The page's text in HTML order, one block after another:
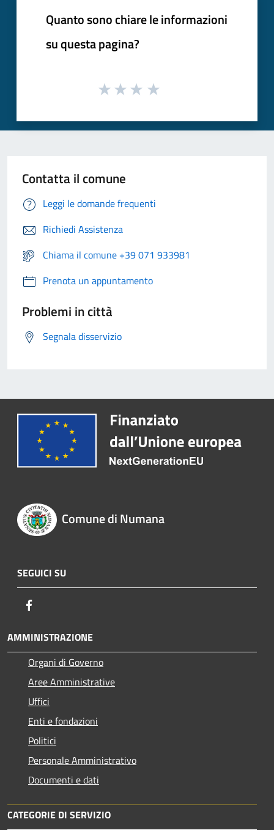
Quanto sono chiare le informazioni
su questa pagina?
Contatta il comune
Leggi le domande frequenti
Richiedi Assistenza
Chiama il comune +39 071 933981
Prenota un appuntamento
Problemi in città
Segnala disservizio
Comune di Numana
SEGUICI SU
AMMINISTRAZIONE
Organi di Governo
Aree Amministrative
Uffici
Enti e fondazioni
Politici
Personale Amministrativo
Documenti e dati
CATEGORIE DI SERVIZIO